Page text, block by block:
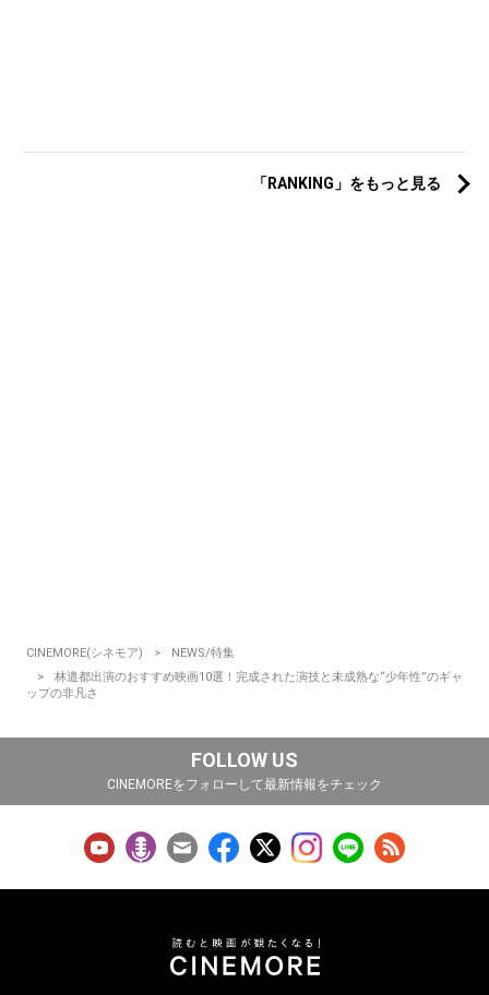
「RANKING」をもっと見る
CINEMORE(シネモア)
NEWS/特集
林遣都出演のおすすめ映画10選！完成された演技と未成熟な“少年性”のギャ
ップの非凡さ
FOLLOW US
CINEMOREをフォローして最新情報をチェック